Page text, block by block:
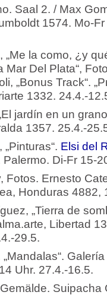
Saal 2. / Max
1574. Mo-
„Me la como, ¿y
Mar Del Plata“,
„Bonus Track“.
1332. 24.4.-
jardín en un
1357. 25.4.-
Elsi del
Di-Fr 15-
Fotos. Ernesto
Honduras 4882,
„Tierra de
Libertad
29.5.
Uhr. 27.4.-16.5.
Suipacha